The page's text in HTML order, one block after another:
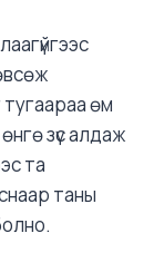
тугаараа өм
зүс алдаж
та
таны